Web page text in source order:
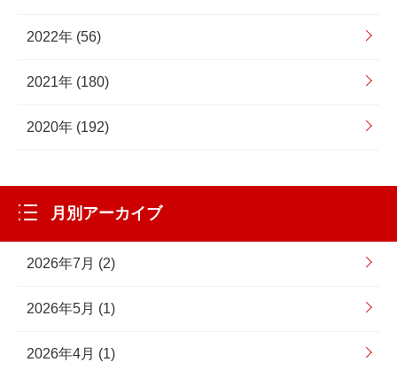
2022年 (56)
2021年 (180)
2020年 (192)
月別アーカイブ
2026年7月 (2)
2026年5月 (1)
2026年4月 (1)